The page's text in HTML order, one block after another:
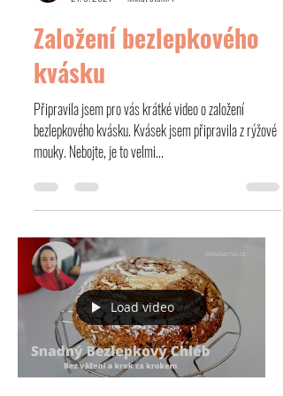
21. 6. 2021
Minut čtení: 1
Založení bezlepkového
kvásku
Připravila jsem pro vás krátké video o založení
mouky. Nebojte, je to velmi...
Load video